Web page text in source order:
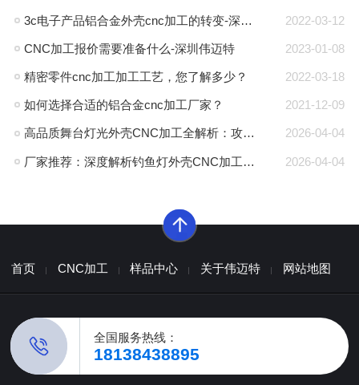
2022-03-12
3c电子产品铝合金外壳cnc加工的转变-深圳伟迈特
2023-01-08
CNC加工报价需要准备什么-深圳伟迈特
2022-03-18
精密零件cnc加工加工工艺，您了解多少？
2021-12-09
如何选择合适的铝合金cnc加工厂家？
2026-04-04
高品质舞台灯光外壳CNC加工全解析：攻克散热与精度难题的厂家推荐
2026-04-04
厂家推荐：深度解析钓鱼灯外壳CNC加工的高精度工艺与耐腐蚀方案
首页 CNC加工 样品中心 关于伟迈特 网站地图
全国服务热线：
18138438895